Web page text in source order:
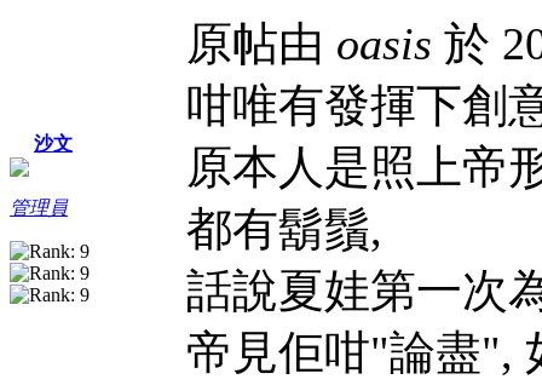
沙文
管理員
原帖由 oasis 於
咁唯有發揮下創
原本人是照上帝
都有鬍鬚,
話說夏娃第一次
帝見佢咁"論盡",